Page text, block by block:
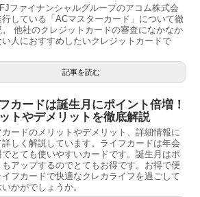
ファイナンシャルグループのアコム株式会
している「ACマスターカード」について徹
。 他社のクレジットカードの審査になかなか
い人におすすめしたいクレジットカードで
記事を読む
カードは誕生月にポイント倍増！
トやデメリットを徹底解説
カードのメリットやデメリット、詳細情報に
しく解説しています。ライフカードは年会
でとても使いやすいカードです。誕生月はポ
もアップするのでとてもお得です。お得で便
フカードで快適なクレカライフを過ごして
かがでしょうか。